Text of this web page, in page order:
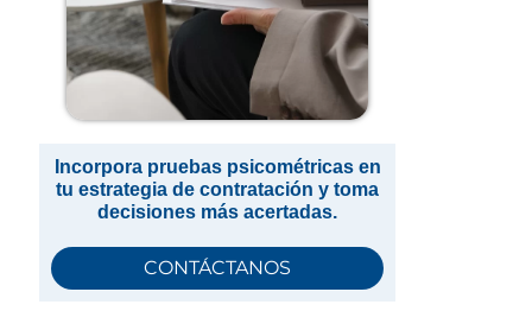
Incorpora pruebas psicométricas en
tu estrategia de contratación y toma
decisiones más acertadas.
CONTÁCTANOS